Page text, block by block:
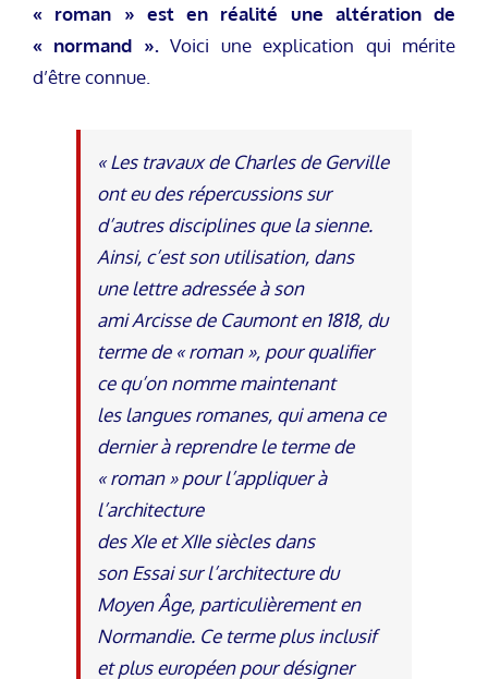
« roman » est en réalité une altération de
« normand ».Voici une explication qui mérite
d’être connue.
« Les travaux de Charles de Gerville
ont eu des répercussions sur
d’autres disciplines que la sienne.
Ainsi, c’est son utilisation, dans
une lettre adressée à son
ami Arcisse de Caumont en 1818, du
terme de « roman », pour qualifier
ce qu’on nomme maintenant
les langues romanes, qui amena ce
dernier à reprendre le terme de
« roman » pour l’appliquer à
l’architecture
des XIe et XIIe siècles dans
son Essai sur l’architecture du
Moyen Âge, particulièrement en
Normandie. Ce terme plus inclusif
et plus européen pour désigner